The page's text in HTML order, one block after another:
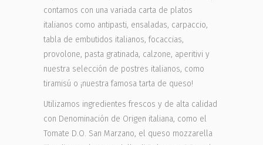
contamos con una variada carta de platos
italianos como antipasti, ensaladas, carpaccio,
tabla de embutidos italianos, focaccias,
provolone, pasta gratinada, calzone, aperitivi y
nuestra selección de postres italianos, como
tiramisú o ¡nuestra famosa tarta de queso!
Utilizamos ingredientes frescos y de alta calidad
con Denominación de Origen italiana, como el
Tomate D.O. San Marzano, el queso mozzarella